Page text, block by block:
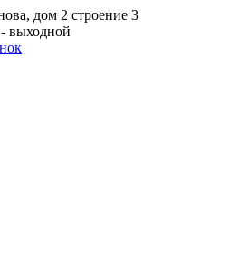
дом 2 строение 3
выходной